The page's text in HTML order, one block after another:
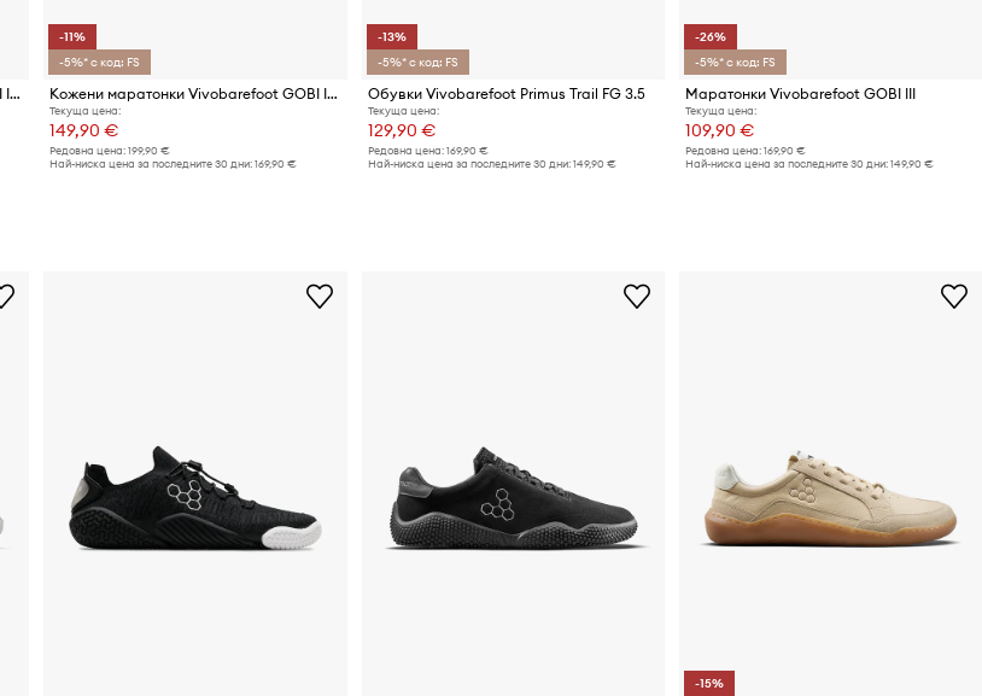
Кожени маратонки Vivobarefoot GOBI II PREMIUM LEATHER
-11%
-5%* с код: FS
Кожени маратонки Vivobarefoot GOBI II PREMIUM LEATHER
Текуща цена:
149,90 €
Редовна цена: 199,90 €
Най-ниска цена за последните 30 дни: 169,90 €
-13%
-5%* с код: FS
Обувки Vivobarefoot Primus Trail FG 3.5
Текуща цена:
129,90 €
Редовна цена: 169,90 €
Най-ниска цена за последните 30 дни: 149,90 €
-26%
-5%* с код: FS
Маратонки Vivobarefoot GOBI III
Текуща цена:
109,90 €
Редовна цена: 169,90 €
Най-ниска цена за последните 30 дни: 149,90 €
-15%